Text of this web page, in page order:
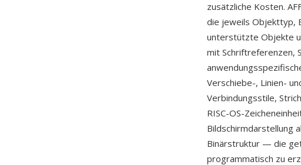
zusätzliche Kosten.
die jeweils Objekttyp,
unterstützte Objekte
mit Schriftreferenzen,
Verschiebe-, Linien-
Verbindungsstile,
RISC-OS-
Bildschirmdarstellung
Binärstruktur — die
programmatisch zu